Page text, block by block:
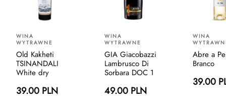
WINA
WYTRAWNE
Old Kakheti
TSINANDALI
White dry
39.00 PLN
WINA
WYTRAWNE
GIA Giacobazzi
Lambrusco Di
Sorbara DOC 1
49.00 PLN
WINA
Abre a
Branco
39.00